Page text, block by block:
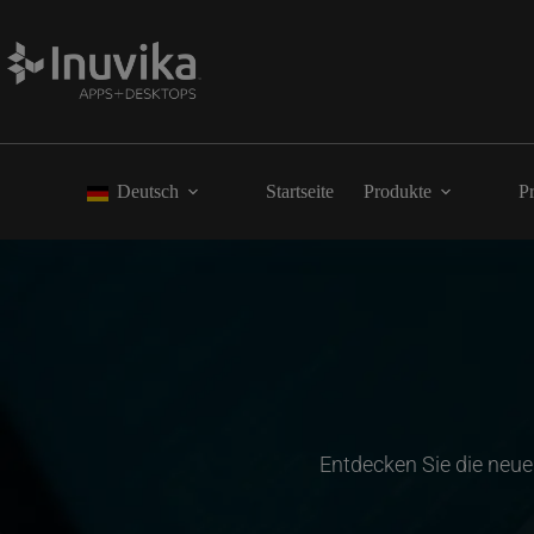
Deutsch Startseite Produkte
Entdecken Sie die